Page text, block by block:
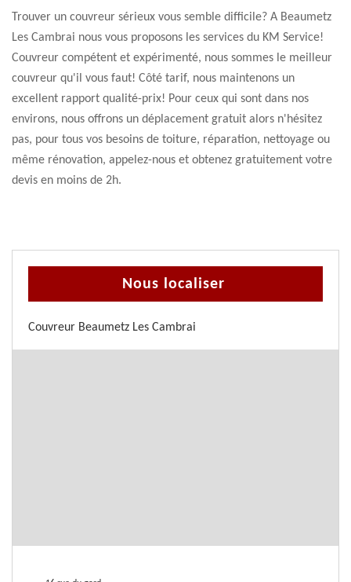
Trouver un couvreur sérieux vous semble difficile? A Beaumetz
Les Cambrai nous vous proposons les services du KM Service!
Couvreur compétent et expérimenté, nous sommes le meilleur
couvreur qu'il vous faut! Côté tarif, nous maintenons un
excellent rapport qualité-prix! Pour ceux qui sont dans nos
environs, nous offrons un déplacement gratuit alors n'hésitez
pas, pour tous vos besoins de toiture, réparation, nettoyage ou
même rénovation, appelez-nous et obtenez gratuitement votre
devis en moins de 2h.
Nous localiser
Couvreur Beaumetz Les Cambrai